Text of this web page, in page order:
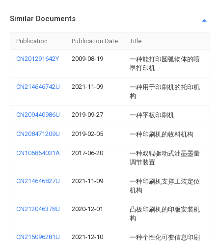
Similar Documents
Publication Publication Date Title
CN201291642Y 2009-08-19
一种能打印圆弧物体的喷
墨打印机
CN214646742U 2021-11-09
一种用于印刷机的托印机
构
CN209440986U 2019-09-27 一种平板印刷机
CN208471209U 2019-02-05 一种印刷机的收料机构
CN106864031A 2017-06-20
一种双辊驱动式油墨墨量
调节装置
CN214646827U 2021-11-09
一种印刷机支撑工装定位
机构
CN212046378U 2020-12-01
凸板印刷机的印版安装机
构
CN215096281U 2021-12-10
一种个性化可变信息印刷